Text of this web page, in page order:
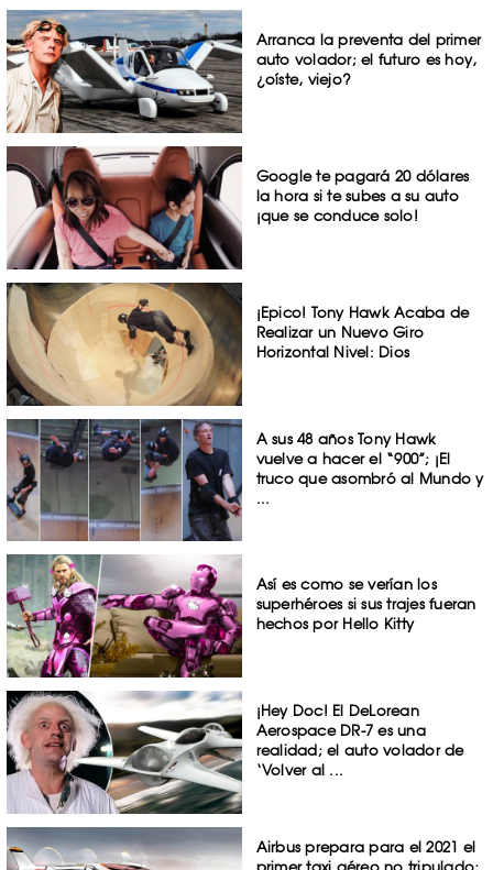
Arranca la preventa del primer
auto volador; el futuro es hoy,
¿oíste, viejo?
Google te pagará 20 dólares
la hora si te subes a su auto
¡que se conduce solo!
¡Epico! Tony Hawk Acaba de
Realizar un Nuevo Giro
Horizontal Nivel: Dios
A sus 48 años Tony Hawk
vuelve a hacer el “900”; ¡El
truco que asombró al Mundo y
...
Así es como se verían los
superhéroes si sus trajes fueran
hechos por Hello Kitty
¡Hey Doc! El DeLorean
Aerospace DR-7 es una
realidad; el auto volador de
‘Volver al ...
Airbus prepara para el 2021 el